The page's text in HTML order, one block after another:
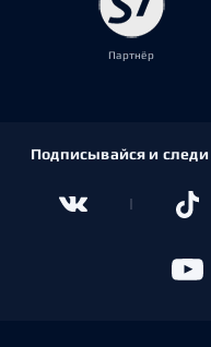
Партнёр
Подписывайся и следи